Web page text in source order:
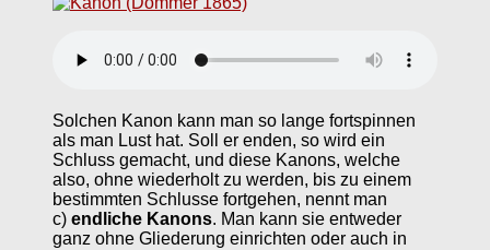
Solchen Kanon kann man so lange fortspinnen
als man Lust hat. Soll er enden, so wird ein
Schluss gemacht, und diese Kanons, welche
also, ohne wiederholt zu werden, bis zu einem
bestimmten Schlusse fortgehen, nennt man
c) endliche Kanons. Man kann sie entweder
ganz ohne Gliederung einrichten oder auch in